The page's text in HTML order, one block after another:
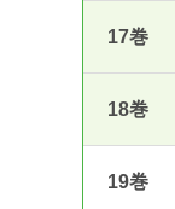
17巻
18巻
19巻